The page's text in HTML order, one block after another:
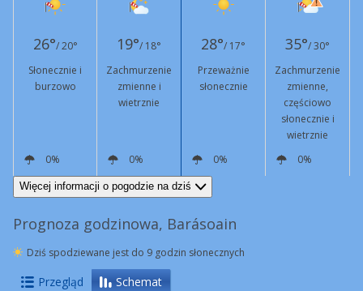
26°/ 20° 19°/ 18° 28°/ 17° 35°/ 30°
Słonecznie i
burzowo
Zachmurzenie
zmienne i
wietrznie
Przeważnie
słonecznie
Zachmurzenie
zmienne,
częściowo
słonecznie i
wietrznie
0%
0% 0%
0%
N
25 km/h
Podmuchy
73 km/h N
13 km/h
Podmuchy
47 km/h
Więcej informacji o pogodzie na dziś
Prognoza godzinowa, Barásoain
Dziś spodziewane jest do 9 godzin słonecznych
Przegląd Schemat